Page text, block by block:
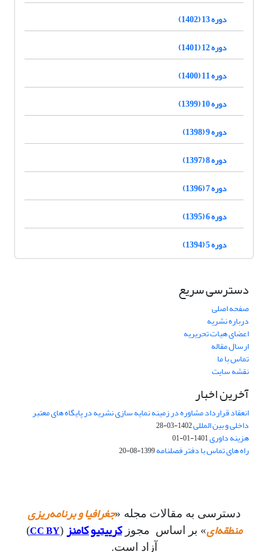
دوره 13 (1402)
دوره 12 (1401)
دوره 11 (1400)
دوره 10 (1399)
دوره 9 (1398)
دوره 8 (1397)
دوره 7 (1396)
دوره 6 (1395)
دوره 5 (1394)
دسترسی سریع
صفحه اصلی
درباره نشریه
اعضای هیات تحریریه
ارسال مقاله
تماس با ما
نقشه سایت
آخرین اخبار
انعقاد قرارداد مشاوره در زمینه نمایه سازی نشریه در پایگاه های معتبر
داخلی و بین المللی1402-03-28
هزینه داوری1401-01-01
راه های تماس با دفتر فصلنامه1399-08-20
دسترسی به مقالات مجله «جغرافیا و برنامه‌ریزی
منطقه‌ای» بر اساس مجوزکرییتیو کامنز (
CC BY
)
آزاد است.